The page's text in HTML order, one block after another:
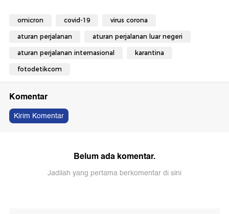
omicron covid-19 virus corona
aturan perjalanan aturan perjalanan luar negeri
aturan perjalanan internasional karantina
fotodetikcom
Komentar
Kirim Komentar
Belum ada komentar.
Jadilah yang pertama berkomentar di sini